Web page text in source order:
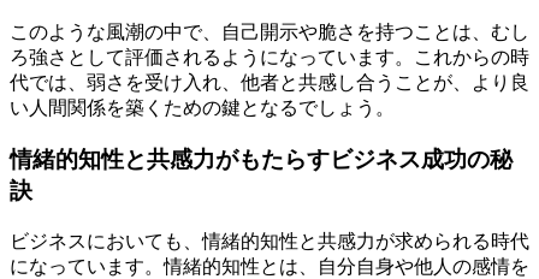
このような風潮の中で、自己開示や脆さを持つことは、むし
ろ強さとして評価されるようになっています。これからの時
代では、弱さを受け入れ、他者と共感し合うことが、より良
い人間関係を築くための鍵となるでしょう。
情緒的知性と共感力がもたらすビジネス成功の秘
訣
ビジネスにおいても、情緒的知性と共感力が求められる時代
になっています。情緒的知性とは、自分自身や他人の感情を